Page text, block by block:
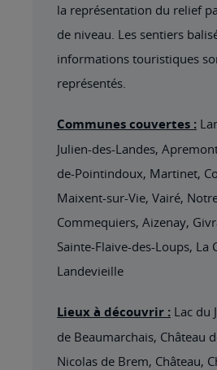
la représentation du relief
de niveau. Les sentiers
informations touristiques
représentés.
Communes couvertes :
Julien-des-Landes,
de-Pointindoux, Martinet,
Maixent-sur-Vie, Vairé,
Commequiers, Aizenay,
Sainte-Flaive-des-Loups, La
Landevieille
Lieux à découvrir : Lac du
de Beaumarchais, Château
Nicolas de Brem, Château,